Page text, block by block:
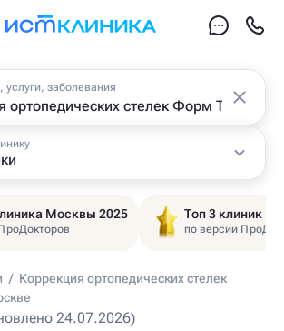
услуги, заболевания
Москвы 2025 Топ 3 клиник
по версии
/ Коррекция ортопедических стелек
24.07.2026)